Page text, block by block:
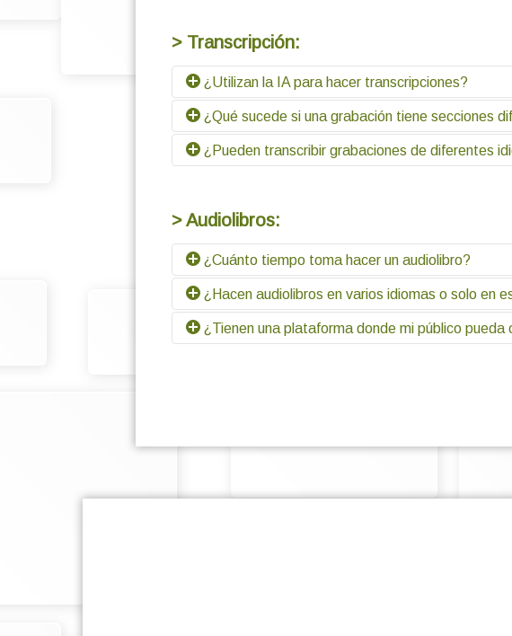
> Transcripción:
¿Utilizan la IA para hacer transcripciones?
Sí, combinamos IA y personas; la intervención
¿Qué sucede si una grabación tiene secciones
Se marcan como ininteligible y se solicita aclaración
¿Pueden transcribir grabaciones de diferentes
> Audiolibros:
¿Cuánto tiempo toma hacer un audiolibro?
Depende de las características del libro, como
¿Hacen audiolibros en varios idiomas o solo en
Los realizamos en varios idiomas, ya que contamos
¿Tienen una plataforma donde mi público pueda